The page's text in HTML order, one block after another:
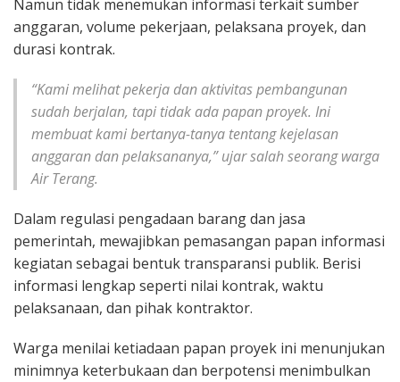
Namun tidak menemukan informasi terkait sumber
anggaran, volume pekerjaan, pelaksana proyek, dan
durasi kontrak.
“Kami melihat pekerja dan aktivitas pembangunan
sudah berjalan, tapi tidak ada papan proyek. Ini
membuat kami bertanya-tanya tentang kejelasan
anggaran dan pelaksananya,” ujar salah seorang warga
Air Terang.
Dalam regulasi pengadaan barang dan jasa
pemerintah, mewajibkan pemasangan papan informasi
kegiatan sebagai bentuk transparansi publik. Berisi
informasi lengkap seperti nilai kontrak, waktu
pelaksanaan, dan pihak kontraktor.
Warga menilai ketiadaan papan proyek ini menunjukan
minimnya keterbukaan dan berpotensi menimbulkan